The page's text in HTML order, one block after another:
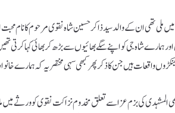
تھی ان کے والد سید ذاکر حسین شاہ نقوی مرحوم کا نام
ہمارے شاہ جی کو اپنے سگے بھائیوں سے بڑھ کر بھائی کہا
سینکڑوں واقعات ہیں جن کا ذکر پھر کبھی سہی مختصر یہ کہ
المشہدی کی بزم عزا سے تعلق مخدوم نزاکت نقوی کو ورثے میں